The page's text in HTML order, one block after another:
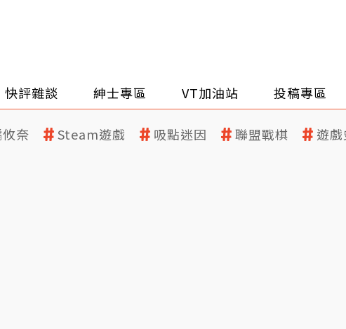
快評雜談 紳士專區 VT加油站 投稿專區
奈 Steam遊戲 吸點迷因 聯盟戰棋 遊